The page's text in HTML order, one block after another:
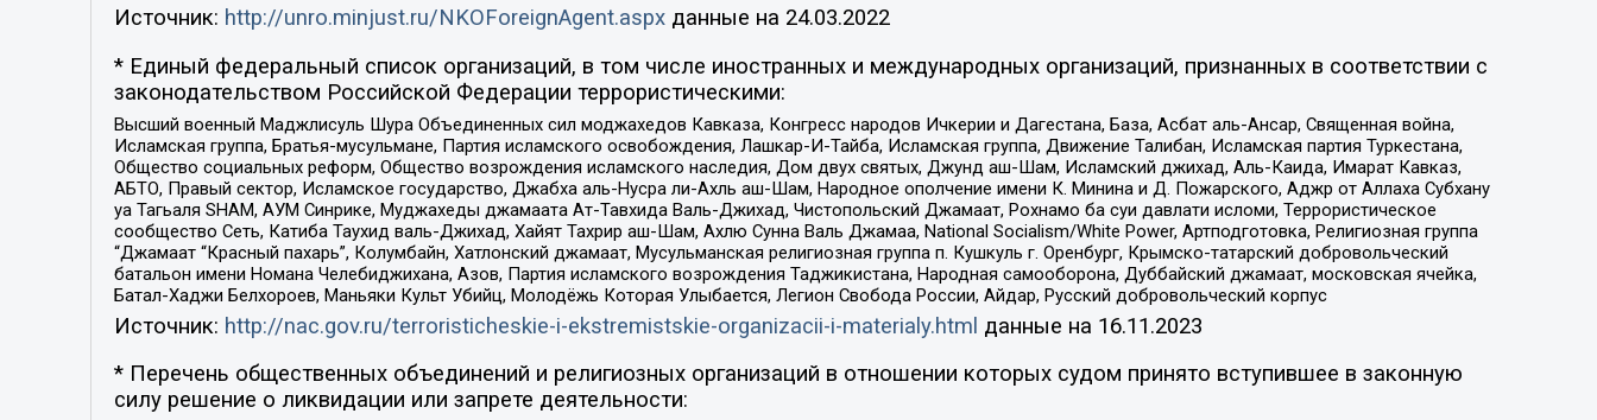
Источник: http://unro.minjust.ru/NKOForeignAgent.aspxданные на 24.03.2022
* Единый федеральный список организаций, в том числе иностранных и международных организаций, признанных в соответствии с
законодательством Российской Федерации террористическими:
Высший военный Маджлисуль Шура Объединенных сил моджахедов Кавказа, Конгресс народов Ичкерии и Дагестана, База, Асбат аль-Ансар, Священная война,
Исламская группа, Братья-мусульмане, Партия исламского освобождения, Лашкар-И-Тайба, Исламская группа, Движение Талибан, Исламская партия Туркестана,
Общество социальных реформ, Общество возрождения исламского наследия, Дом двух святых, Джунд аш-Шам, Исламский джихад, Аль-Каида, Имарат Кавказ,
АБТО, Правый сектор, Исламское государство, Джабха аль-Нусра ли-Ахль аш-Шам, Народное ополчение имени К. Минина и Д. Пожарского, Аджр от Аллаха Субхану
уа Тагьаля SHAM, АУМ Синрике, Муджахеды джамаата Ат-Тавхида Валь-Джихад, Чистопольский Джамаат, Рохнамо ба суи давлати исломи, Террористическое
сообщество Сеть, Катиба Таухид валь-Джихад, Хайят Тахрир аш-Шам, Ахлю Сунна Валь Джамаа, National Socialism/White Power, Артподготовка, Религиозная группа
“Джамаат “Красный пахарь”, Колумбайн, Хатлонский джамаат, Мусульманская религиозная группа п. Кушкуль г. Оренбург, Крымско-татарский добровольческий
батальон имени Номана Челебиджихана, Азов, Партия исламского возрождения Таджикистана, Народная самооборона, Дуббайский джамаат, московская ячейка,
Батал-Хаджи Белхороев, Маньяки Культ Убийц, Молодёжь Которая Улыбается, Легион Свобода России, Айдар, Русский добровольческий корпус
Источник: http://nac.gov.ru/terroristicheskie-i-ekstremistskie-organizacii-i-materialy.html данные на 16.11.2023
* Перечень общественных объединений и религиозных организаций в отношении которых судом принято вступившее в законную
силу решение о ликвидации или запрете деятельности: